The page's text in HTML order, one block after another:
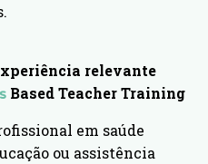
relevante
Based Teacher Training
em saúde
ou assistência